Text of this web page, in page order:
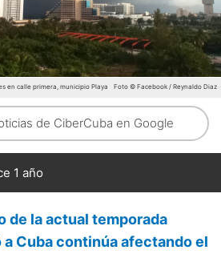
en calle primera, municipio Playa Foto © Facebook / Reynaldo Diaz
de CiberCuba en Google
1 año
de la actual temporada
Cuba continúa afectando el